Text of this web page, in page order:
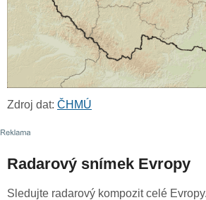
Zdroj dat: ČHMÚ
Radarový snímek Evropy
Sledujte radarový kompozit celé